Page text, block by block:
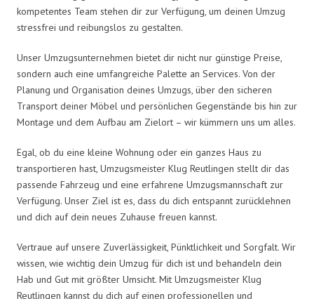
kompetentes Team stehen dir zur Verfügung, um deinen Umzug
stressfrei und reibungslos zu gestalten.
Unser Umzugsunternehmen bietet dir nicht nur günstige Preise,
sondern auch eine umfangreiche Palette an Services. Von der
Planung und Organisation deines Umzugs, über den sicheren
Transport deiner Möbel und persönlichen Gegenstände bis hin zur
Montage und dem Aufbau am Zielort – wir kümmern uns um alles.
Egal, ob du eine kleine Wohnung oder ein ganzes Haus zu
transportieren hast, Umzugsmeister Klug Reutlingen stellt dir das
passende Fahrzeug und eine erfahrene Umzugsmannschaft zur
Verfügung. Unser Ziel ist es, dass du dich entspannt zurücklehnen
und dich auf dein neues Zuhause freuen kannst.
Vertraue auf unsere Zuverlässigkeit, Pünktlichkeit und Sorgfalt. Wir
wissen, wie wichtig dein Umzug für dich ist und behandeln dein
Hab und Gut mit größter Umsicht. Mit Umzugsmeister Klug
Reutlingen kannst du dich auf einen professionellen und